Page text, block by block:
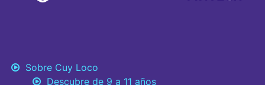
Sobre Cuy Loco
Descubre de 9 a 11 años